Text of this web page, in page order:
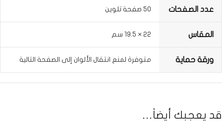
عدد الصفحات 50 صفحة تلوين
المقاس 22 × 19.5 سم
ورقة حماية متوفرة لمنع انتقال الألوان إلى الصفحة التالية
قد يعجبك أيضاً…